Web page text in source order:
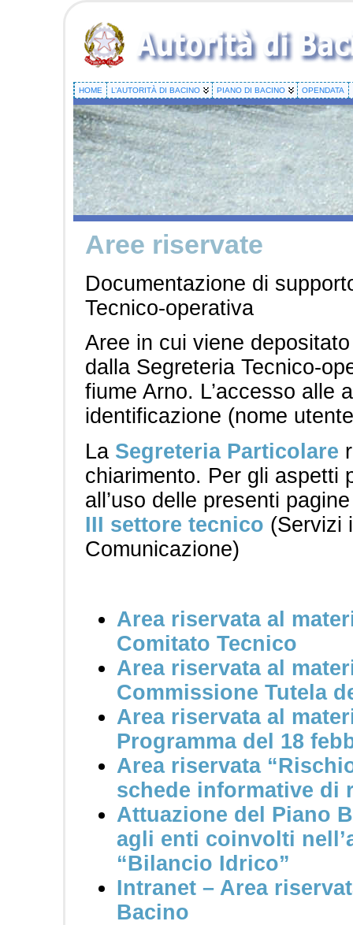
HOME L’AUTORITÀ DI BACINO PIANO DI BACINO OPENDATA
Aree riservate
Documentazione di
Tecnico-operativa
Aree in cui viene
dalla Segreteria Tecnico-
fiume Arno. L’accesso alle
identificazione (nome
La Segreteria Particolare
chiarimento. Per gli aspetti
all’uso delle presenti
III settore tecnico (Servizi
Comunicazione)
Area riservata al
Comitato Tecnico
Area riservata al
Commissione Tutela
Area riservata al
Programma del 18
Area riservata “
schede informative di
Attuazione del Piano
agli enti coinvolti
“Bilancio Idrico”
Intranet – Area
Bacino